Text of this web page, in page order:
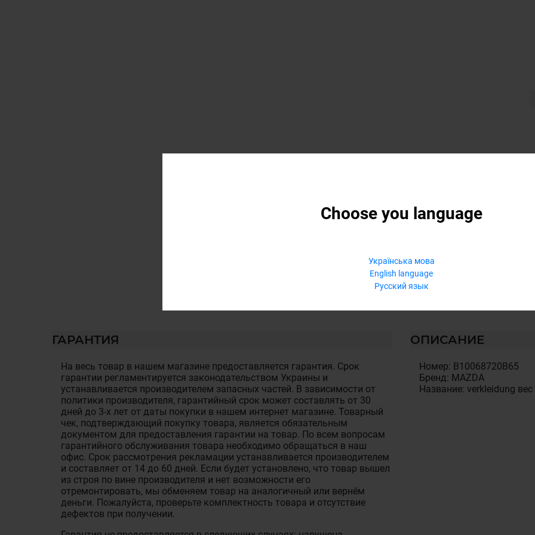
Choose you language
Українська мова
English language
Русский язык
ГАРАНТИЯ
На весь товар в нашем магазине предоставляется гарантия. Срок
гарантии регламентируется законодательством Украины и
устанавливается производителем запасных частей. В зависимости от
политики производителя, гарантийный срок может составлять от 30
дней до 3-х лет от даты покупки в нашем интернет магазине. Товарный
чек, подтверждающий покупку товара, является обязательным
документом для предоставления гарантии на товар. По всем вопросам
гарантийного обслуживания товара необходимо обращаться в наш
офис. Срок рассмотрения рекламации устанавливается производителем
и составляет от 14 до 60 дней. Если будет установлено, что товар вышел
из строя по вине производителя и нет возможности его
отремонтировать, мы обменяем товар на аналогичный или вернём
деньги. Пожалуйста, проверьте комплектность товара и отсутствие
дефектов при получении.
ОПИСАНИЕ
Номер: B10068720B65
Бренд: MAZDA
Название: verkleidung вес